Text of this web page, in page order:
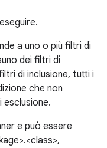
a uno o più filtri di
dei filtri di
di inclusione, tutti i
che non
esclusione.
e può essere